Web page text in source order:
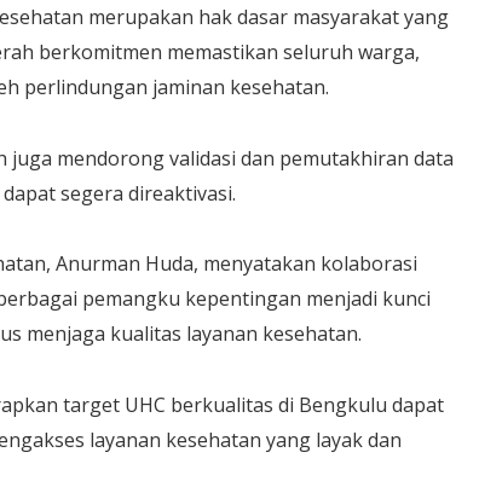
merupakan hak dasar masyarakat yang
berkomitmen memastikan seluruh warga,
perlindungan jaminan kesehatan.
mendorong validasi dan pemutakhiran data
segera direaktivasi.
Anurman Huda, menyatakan kolaborasi
pemangku kepentingan menjadi kunci
menjaga kualitas layanan kesehatan.
target UHC berkualitas di Bengkulu dapat
layanan kesehatan yang layak dan